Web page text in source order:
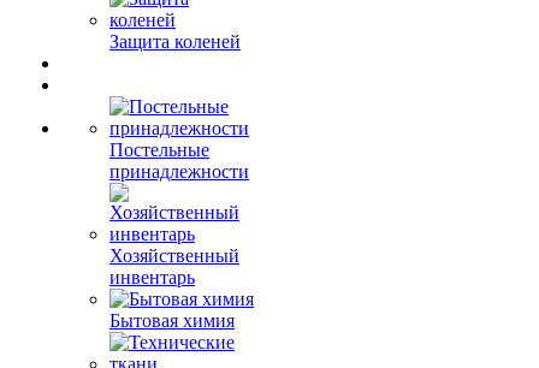
Защита коленей
Постельные
принадлежности
Хозяйственный
инвентарь
Бытовая химия